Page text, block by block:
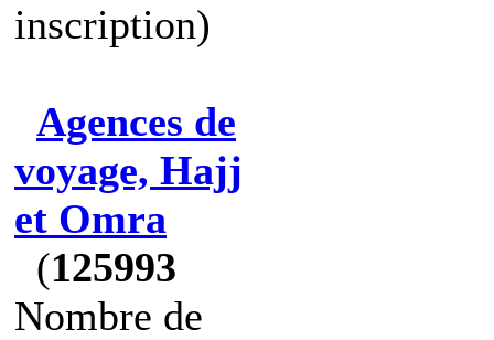
inscription)
Agences de
voyage, Hajj
et Omra
(125993
Nombre de